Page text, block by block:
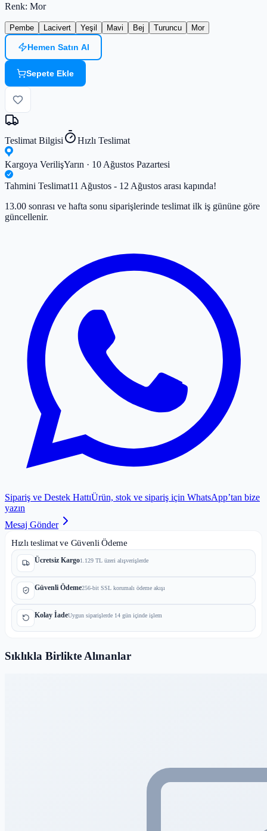
Renk: Mor
Pembe Lacivert Yeşil Mavi Bej Turuncu Mor
Hemen Satın Al
Sepete Ekle
Teslimat Bilgisi Hızlı Teslimat
Kargoya VerilişYarın · 10 Ağustos Pazartesi
Tahmini Teslimat11 Ağustos - 12 Ağustos arası kapında!
13.00 sonrası ve hafta sonu siparişlerinde teslimat ilk iş gününe göre
güncellenir.
Sipariş ve Destek HattıÜrün, stok ve sipariş için WhatsApp’tan bize
yazın
Mesaj Gönder
Hızlı teslimat ve Güvenli Ödeme
Ücretsiz Kargo1.129 TL üzeri alışverişlerde
Güvenli Ödeme256-bit SSL korumalı ödeme akışı
Kolay İadeUygun siparişlerde 14 gün içinde işlem
Sıklıkla Birlikte Alınanlar